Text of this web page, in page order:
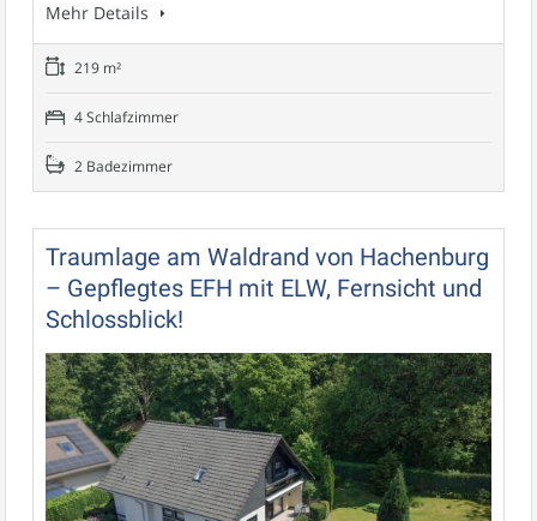
Mehr Details
219 m²
4 Schlafzimmer
2 Badezimmer
Traumlage am Waldrand von Hachenburg
– Gepflegtes EFH mit ELW, Fernsicht und
Schlossblick!